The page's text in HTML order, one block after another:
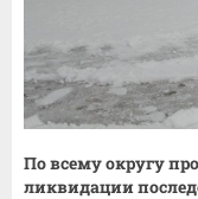
По всему округу
ликвидации